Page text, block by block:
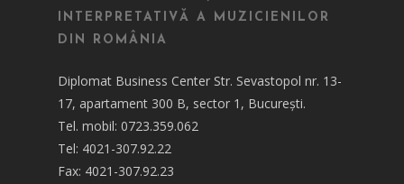
INTERPRETATIVĂ A MUZICIENILOR
DIN ROMÂNIA
Diplomat Business Center Str. Sevastopol nr. 13-
17, apartament 300 B, sector 1, București.
Tel. mobil: 0723.359.062
Tel: 4021-307.92.22
Fax: 4021-307.92.23